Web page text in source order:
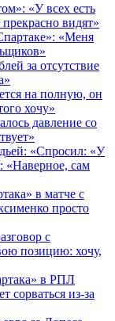
«У всех есть
прекрасно видят»
«Меня
за отсутствие
на полную, он
хочу»
давление со
«Спросил: «У
«Наверное, сам
в матче с
просто
с
позицию: хочу,
в РПЛ
из‑за